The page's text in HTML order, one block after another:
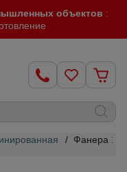
объектов :
/ Фанера 10